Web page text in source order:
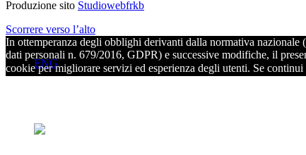
ENG
Produzione sito Studiowebfrkb
Scorrere verso l’alto
In ottemperanza degli obblighi derivanti dalla normativa
dati personali n. 679/2016, GDPR) e successive modifiche, il
cookie per migliorare servizi ed esperienza degli utenti. Se